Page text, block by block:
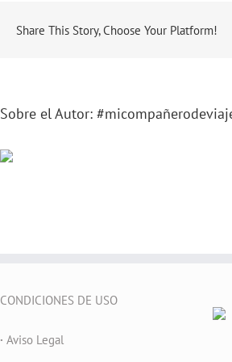
Share This Story, Choose Your Platform!
Sobre el Autor:
CONDICIONES DE USO
· Aviso Legal